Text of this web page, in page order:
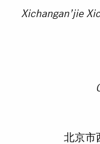
Xichangan’jie
北京市